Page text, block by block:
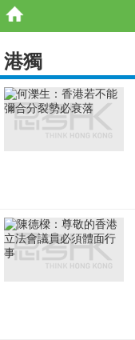
港獨